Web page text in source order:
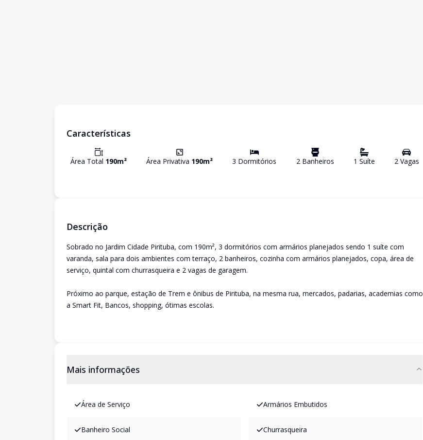
Características
Área Total 190m² Área Privativa 190m² 3 Dormitórios 2Banheiros 1 Suíte 2Vagas
Descrição
Sobrado no Jardim Cidade Pirituba, com 190m², 3 dormitórios com armários planejados sendo 1 suíte com
varanda, sala para dois ambientes com terraço, 2 banheiros, cozinha com armários planejados, copa, área de
serviço, quintal com churrasqueira e 2 vagas de garagem.
Próximo ao parque, estação de Trem e ônibus de Pirituba, na mesma rua, mercados, padarias, academias como
a Smart Fit, Bancos, shopping, ótimas escolas.
Mais informações
Área de Serviço Armários Embutidos
Banheiro Social Churrasqueira